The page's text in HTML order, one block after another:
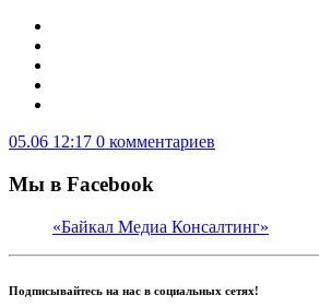
05.06 12:17 0 комментариев
Мы в Facebook
«Байкал Медиа Консалтинг»
Подписывайтесь на нас в социальных сетях!